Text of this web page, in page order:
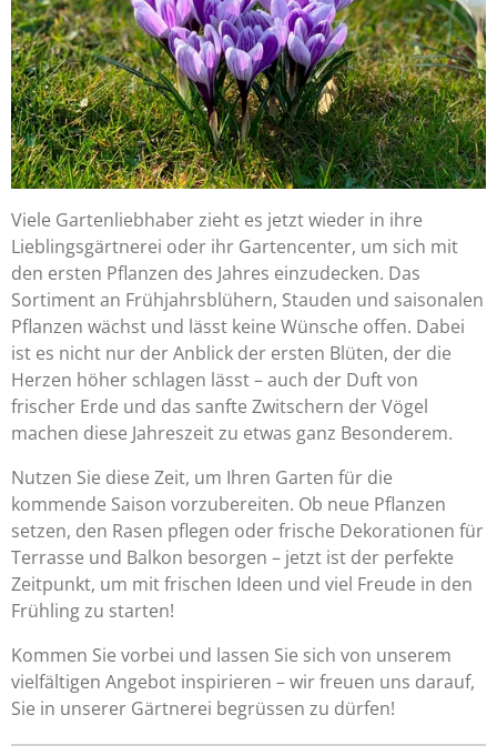
Viele Gartenliebhaber zieht es jetzt wieder in ihre
Lieblingsgärtnerei oder ihr Gartencenter, um sich mit
den ersten Pflanzen des Jahres einzudecken. Das
Sortiment an Frühjahrsblühern, Stauden und saisonalen
Pflanzen wächst und lässt keine Wünsche offen. Dabei
ist es nicht nur der Anblick der ersten Blüten, der die
Herzen höher schlagen lässt – auch der Duft von
frischer Erde und das sanfte Zwitschern der Vögel
machen diese Jahreszeit zu etwas ganz Besonderem.
Nutzen Sie diese Zeit, um Ihren Garten für die
kommende Saison vorzubereiten. Ob neue Pflanzen
setzen, den Rasen pflegen oder frische Dekorationen für
Terrasse und Balkon besorgen – jetzt ist der perfekte
Zeitpunkt, um mit frischen Ideen und viel Freude in den
Frühling zu starten!
Kommen Sie vorbei und lassen Sie sich von unserem
vielfältigen Angebot inspirieren – wir freuen uns darauf,
Sie in unserer Gärtnerei begrüssen zu dürfen!